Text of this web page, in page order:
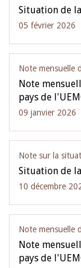
Situation de
05 février 2026
Note mensuelle
Note
pays de
09 janvier 2026
Note sur la
Situation de
10 décembre
Note mensuelle
Note
pays de